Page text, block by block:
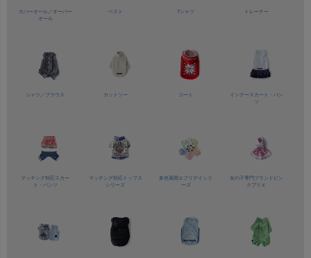
カバーオール／ オーバー
オール
ベスト Tシャツ トレーナー
シャツ／ ブラウス カットソー コート
インナースカート・パン
ツ
マッチング対応スカー
ト・パンツ
マッチング対応トップス
シリーズ
多色展開 エブリデイシリ
ーズ
女の子専門ブランド ピン
クプリエ